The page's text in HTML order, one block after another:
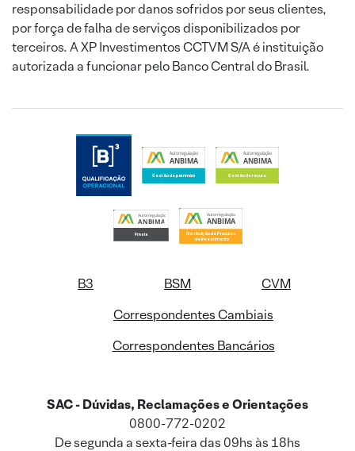
responsabilidade por danos sofridos por seus clientes,
por força de falha de serviços disponibilizados por
terceiros. A XP Investimentos CCTVM S/A é instituição
autorizada a funcionar pelo Banco Central do Brasil.
B3 BSM
CVM
Correspondentes Cambiais
Correspondentes Bancários
SAC - Dúvidas, Reclamações e Orientações
0800-772-0202
De segunda a sexta-feira das 09hs às 18hs